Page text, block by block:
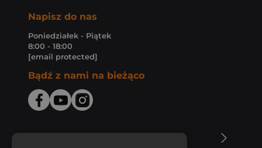
Napisz do nas
Poniedziałek - Piątek
8:00 - 18:00
[email protected]
Bądź z nami na bieżąco